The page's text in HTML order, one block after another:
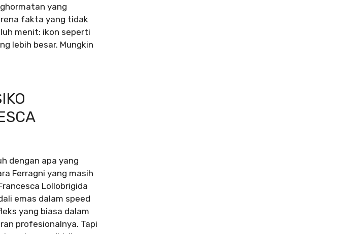
yang
fakta yang tidak
menit: ikon seperti
lebih besar. Mungkin
dengan apa yang
Ferragni yang masih
Lollobrigida
emas dalam speed
yang biasa dalam
profesionalnya. Tapi